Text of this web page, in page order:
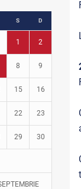
S D
1 2
8 9
15 16
22 23
29 30